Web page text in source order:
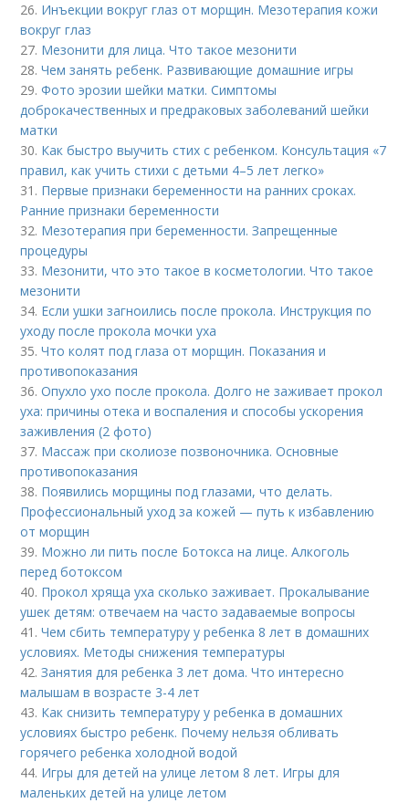
26. Инъекции вокруг глаз от морщин. Мезотерапия кожи
вокруг глаз
27. Мезонити для лица. Что такое мезонити
28.Чем занять ребенк. Развивающие домашние игры
29.Фото эрозии шейки матки. Симптомы
доброкачественных и предраковых заболеваний шейки
матки
30. Как быстро выучить стих с ребенком. Консультация «7
правил, как учить стихи с детьми 4–5 лет легко»
31. Первые признаки беременности на ранних сроках.
Ранние признаки беременности
32. Мезотерапия при беременности. Запрещенные
процедуры
33. Мезонити, что это такое в косметологии. Что такое
мезонити
34. Если ушки загноились после прокола. Инструкция по
уходу после прокола мочки уха
35.Что колят под глаза от морщин. Показания и
противопоказания
36.Опухло ухо после прокола. Долго не заживает прокол
уха: причины отека и воспаления и способы ускорения
заживления (2 фото)
37. Массаж при сколиозе позвоночника. Основные
противопоказания
38. Появились морщины под глазами, что делать.
Профессиональный уход за кожей — путь к избавлению
от морщин
39. Можно ли пить после Ботокса на лице. Алкоголь
перед ботоксом
40. Прокол хряща уха сколько заживает. Прокалывание
ушек детям: отвечаем на часто задаваемые вопросы
41.Чем сбить температуру у ребенка 8 лет в домашних
условиях. Методы снижения температуры
42.Занятия для ребенка 3 лет дома. Что интересно
малышам в возрасте 3-4 лет
43. Как снизить температуру у ребенка в домашних
условиях быстро ребенк. Почему нельзя обливать
горячего ребенка холодной водой
44. Игры для детей на улице летом 8 лет. Игры для
маленьких детей на улице летом